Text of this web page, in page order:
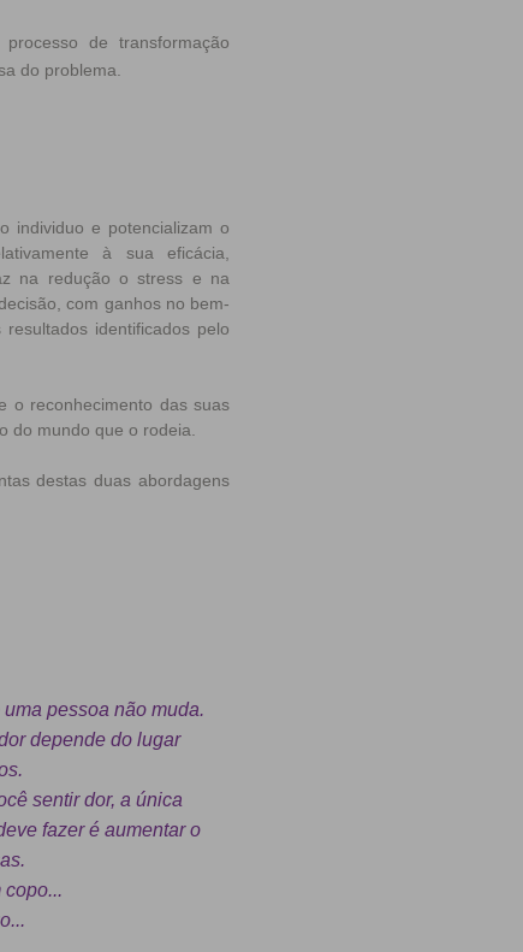
de transformação
do problema.
individuo e potencializam o
à sua eficácia,
na redução o stress e na
com ganhos no bem-
identificados pelo
o reconhecimento das suas
do mundo que o rodeia.
destas duas abordagens
pessoa não muda.
depende do lugar
sentir dor, a única
fazer é aumentar o
copo...